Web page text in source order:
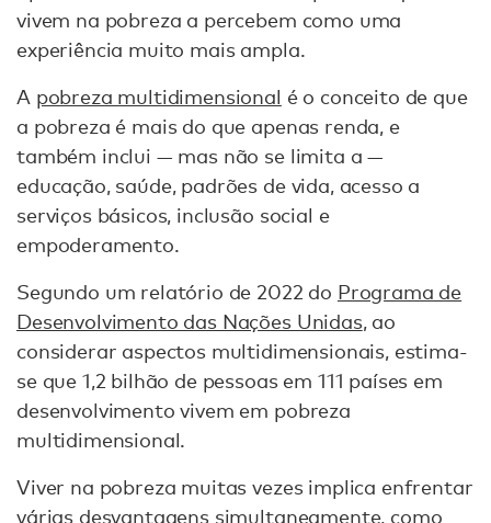
vivem na pobreza a percebem como uma
experiência muito mais ampla.
A pobreza multidimensional é o conceito de que
a pobreza é mais do que apenas renda, e
também inclui — mas não se limita a —
educação, saúde, padrões de vida, acesso a
serviços básicos, inclusão social e
empoderamento.
Segundo um relatório de 2022 do Programa de
Desenvolvimento das Nações Unidas, ao
considerar aspectos multidimensionais, estima-
se que 1,2 bilhão de pessoas em 111 países em
desenvolvimento vivem em pobreza
multidimensional.
Viver na pobreza muitas vezes implica enfrentar
várias desvantagens simultaneamente, como